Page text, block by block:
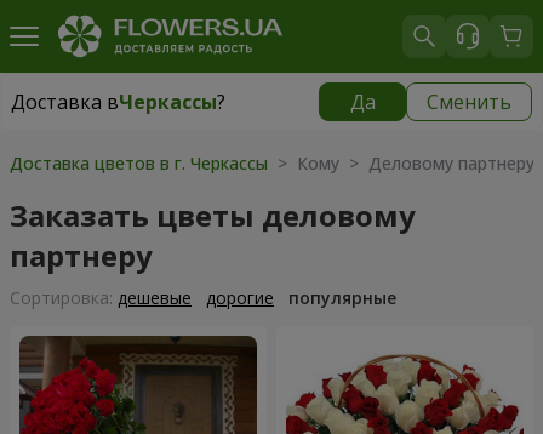
Доставка вЧеркассы? Да Сменить
Доставка вЧеркассы|
Доставка цветов в г. Черкассы > Кому > Деловому партнеру
Заказать цветы деловому
партнеру
Cортировка: дешевые дорогие популярные